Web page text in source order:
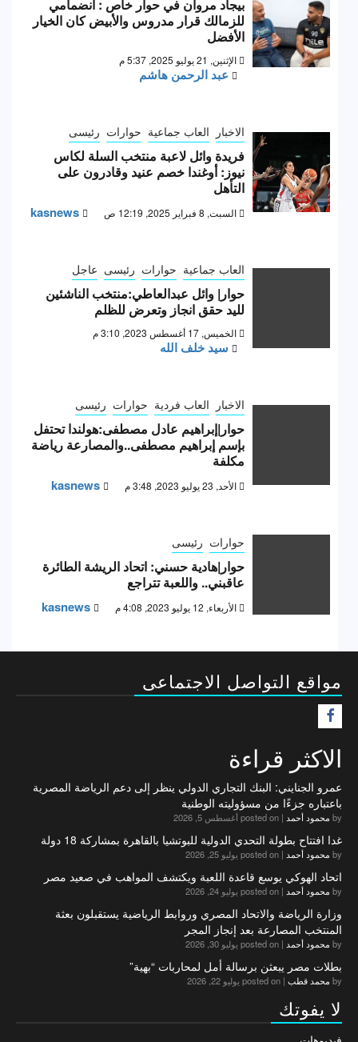
بيجاد مروان في حوار خاص : انضمامي
للزمالك قرار مدروس والأبيض كان الخيار
الأفضل
الإثنين, 21 يوليو 2025, 5:37 م
عبد الرحمن هاشم
الاخبار العاب جماعية حوارات رئيسى
فريدة وائل لاعبة منتخب السلة لكاس
نيوز: أوغندا خصم عنيد وقادرون على
التأهل
السبت, 8 فبراير 2025, 12:19 ص kasnews
العاب جماعية حوارات رئيسى عاجل
حوار| وائل عبدالعاطي:منتخب الناشئين
لليد حقق انجاز وتعرض للظلم
الخميس, 17 أغسطس 2023, 3:10 م
سيد خلف الله
الاخبار العاب فردية حوارات رئيسى
حوار|إبراهيم عادل مصطفى:هولندا تحتفل
بإسم إبراهيم مصطفى..والمصارعة رياضة
مكلفة
الأحد, 23 يوليو 2023, 3:48 م kasnews
حوارات رئيسى
حوار|هادية حسني: اتحاد الريشة الطائرة
عاقبني.. واللعبة تتراجع
الأربعاء, 12 يوليو 2023, 4:08 م kasnews
مواقع التواصل الاجتماعى
الاكثر قراءة
عمرو الجنايني: البنك التجاري الدولي ينظر إلى دعم الرياضة المصرية
باعتباره جزءًا من مسؤوليته الوطنية
by محمود أحمد | posted on أغسطس 5, 2026
غدا افتتاح بطولة التحدي الدولية للبوتشيا بالقاهرة بمشاركة 18 دولة
by محمود أحمد | posted on يوليو 25, 2026
اتحاد الهوكي يوسع قاعدة اللعبة ويكتشف المواهب في صعيد مصر
by محمود أحمد | posted on يوليو 24, 2026
وزارة الرياضة والاتحاد المصري وروابط الرياضية يستقبلون بعثة
المنتخب المصارعة بعد إنجاز المجر
by محمود أحمد | posted on يوليو 30, 2026
بطلات مصر يبعثن برسالة أمل لمحاربات “بهية”
by محمد قطب | posted on يوليو 22, 2026
لا يفوتك